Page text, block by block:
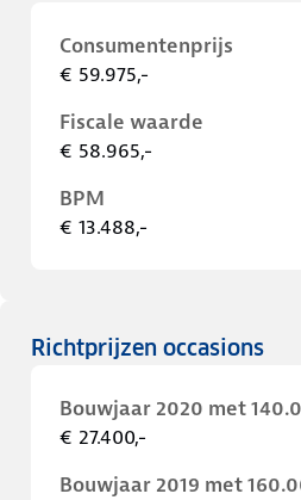
Consumentenprijs
€ 59.975,-
Fiscale waarde
€ 58.965,-
BPM
€ 13.488,-
Richtprijzen occasions
Bouwjaar 2020 met
€ 27.400,-
Bouwjaar 2019 met